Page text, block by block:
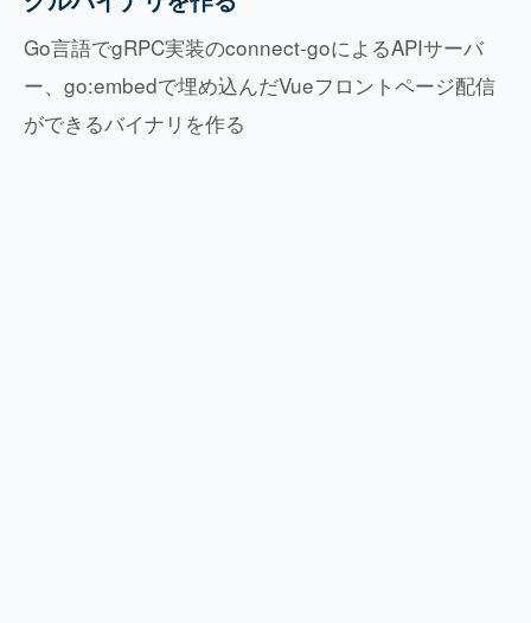
Go言語でgRPC実装のconnect-goによるAPIサーバ
ー、go:embedで埋め込んだVueフロントページ配信
ができるバイナリを作る